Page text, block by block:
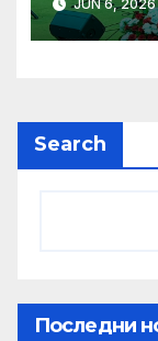
JUN 6, 2026
Search
Последни